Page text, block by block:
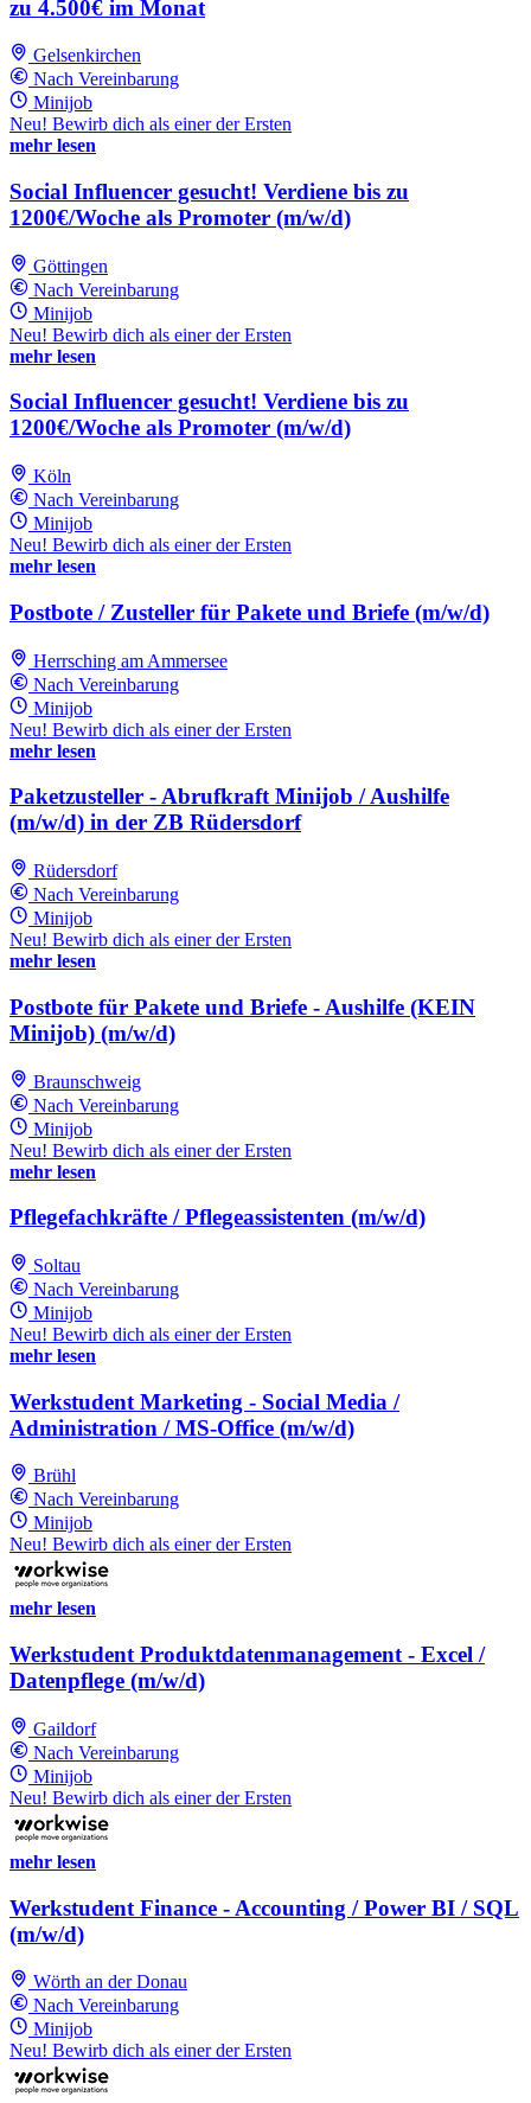
zu 4.500€ im Monat
Gelsenkirchen
Nach Vereinbarung
Minijob
Neu! Bewirb dich als einer der Ersten
mehr lesen
Social Influencer gesucht! Verdiene bis zu
1200€/Woche als Promoter (m/w/d)
Göttingen
Nach Vereinbarung
Minijob
Neu! Bewirb dich als einer der Ersten
mehr lesen
Social Influencer gesucht! Verdiene bis zu
1200€/Woche als Promoter (m/w/d)
Köln
Nach Vereinbarung
Minijob
Neu! Bewirb dich als einer der Ersten
mehr lesen
Postbote / Zusteller für Pakete und Briefe (m/w/d)
Herrsching am Ammersee
Nach Vereinbarung
Minijob
Neu! Bewirb dich als einer der Ersten
mehr lesen
Paketzusteller - Abrufkraft Minijob / Aushilfe
(m/w/d) in der ZB Rüdersdorf
Rüdersdorf
Nach Vereinbarung
Minijob
Neu! Bewirb dich als einer der Ersten
mehr lesen
Postbote für Pakete und Briefe - Aushilfe (KEIN
Minijob) (m/w/d)
Braunschweig
Nach Vereinbarung
Minijob
Neu! Bewirb dich als einer der Ersten
mehr lesen
Pflegefachkräfte / Pflegeassistenten (m/w/d)
Soltau
Nach Vereinbarung
Minijob
Neu! Bewirb dich als einer der Ersten
mehr lesen
Werkstudent Marketing - Social Media /
Administration / MS-Office (m/w/d)
Brühl
Nach Vereinbarung
Minijob
Neu! Bewirb dich als einer der Ersten
mehr lesen
Werkstudent Produktdatenmanagement - Excel /
Datenpflege (m/w/d)
Gaildorf
Nach Vereinbarung
Minijob
Neu! Bewirb dich als einer der Ersten
mehr lesen
Werkstudent Finance - Accounting / Power BI / SQL
(m/w/d)
Wörth an der Donau
Nach Vereinbarung
Minijob
Neu! Bewirb dich als einer der Ersten